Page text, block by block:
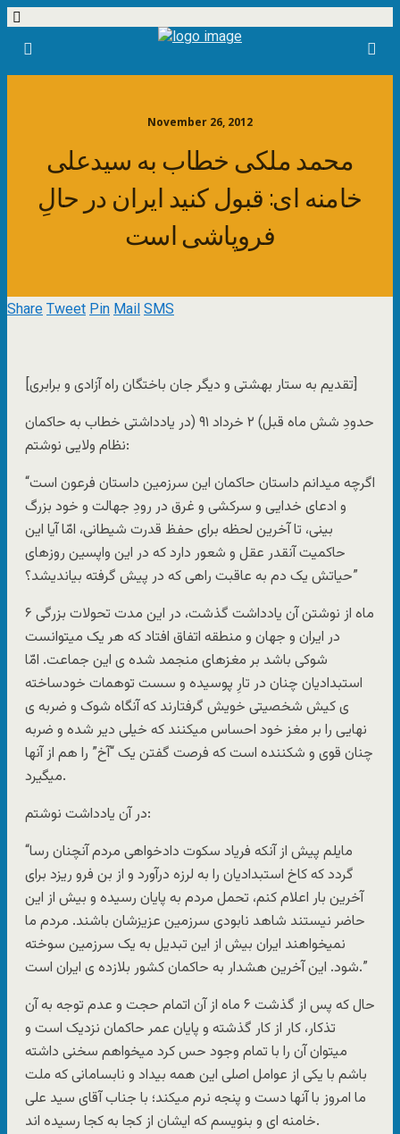
November 26, 2012
محمد ملکی خطاب به سیدعلی
خامنه ای: قبول کنید ایران در حالِ
فروپاشی است
ShareTweetPinMailSMS
[تقدیم به ستار بهشتی و دیگر جان باختگان راه آزادی و برابری]
حدودِ شش ماه قبل) ۲ خرداد ۹۱ (در یادداشتی خطاب به حاکمان
نظام ولایی نوشتم:
“اگرچه میدانم داستان حاکمان این سرزمین داستان فرعون است
و ادعای خدایی و سرکشی و غرق در رودِ جهالت و خود بزرگ
بینی، تا آخرین لحظه برای حفظ قدرت شیطانی، امّا آیا این
حاکمیت آنقدر عقل و شعور دارد که در این واپسین روزهای
حیاتش یک دم به عاقبت راهی که در پیش گرفته بیاندیشد؟”
۶ ماه از نوشتن آن یادداشت گذشت، در این مدت تحولات بزرگی
در ایران و جهان و منطقه اتفاق افتاد که هر یک میتوانست
شوکی باشد بر مغزهای منجمد شده ی این جماعت. امّا
استبدادیان چنان در تارِ پوسیده و سست توهمات خودساخته
ی کیش شخصیتی خویش گرفتارند که آنگاه شوک و ضربه ی
نهایی را بر مغز خود احساس میکنند که خیلی دیر شده و ضربه
چنان قوی و شکننده است که فرصت گفتن یک “آخ” را هم از آنها
میگیرد.
در آن یادداشت نوشتم:
“مایلم پیش از آنکه فریاد سکوت دادخواهی مردم آنچنان رسا
گردد که کاخ استبدادیان را به لرزه درآورد و از بن فرو ریزد برای
آخرین بار اعلام کنم، تحمل مردم به پایان رسیده و بیش از این
حاضر نیستند شاهد نابودی سرزمین عزیزشان باشند. مردم ما
نمیخواهند ایران بیش از این تبدیل به یک سرزمین سوخته
شود. این آخرین هشدار به حاکمان کشور بلازده ی ایران است.”
حال که پس از گذشت ۶ ماه از آن اتمام حجت و عدم توجه به آن
تذکار، کار از کار گذشته و پایان عمر حاکمان نزدیک است و
میتوان آن را با تمام وجود حس کرد میخواهم سخنی داشته
باشم با یکی از عوامل اصلی این همه بیداد و نابسامانی که ملت
ما امروز با آنها دست و پنجه نرم میکند؛ با جناب آقای سید علی
خامنه ای و بنویسم که ایشان از کجا به کجا رسیده اند.